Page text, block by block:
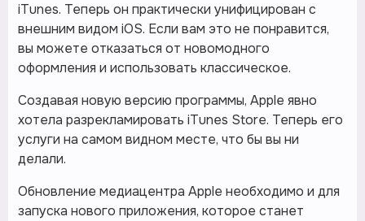
iTunes. Теперь он практически унифицирован с
внешним видом iOS. Если вам это не понравится,
вы можете отказаться от новомодного
оформления и использовать классическое.
Создавая новую версию программы, Apple явно
хотела разрекламировать iTunes Store. Теперь его
услуги на самом видном месте, что бы вы ни
делали.
Обновление медиацентра Apple необходимо и для
запуска нового приложения, которое станет